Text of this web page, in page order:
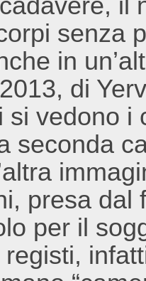
senza
in
di
si vedono i
seconda
presa dal
per il